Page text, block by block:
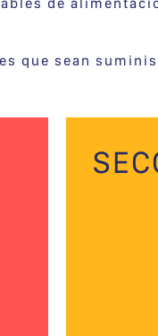
que sean